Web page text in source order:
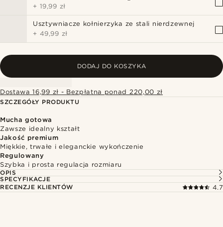
+ 19,99 zł
Usztywniacze kołnierzyka ze stali nierdzewnej
+ 49,99 zł
DODAJ DO KOSZYKA
Dostawa 16,99 zł - Bezpłatna ponad 220,00 zł
SZCZEGÓŁY PRODUKTU
Mucha gotowa
Zawsze idealny kształt
Jakość premium
Miękkie, trwałe i eleganckie wykończenie
Regulowany
Szybka i prosta regulacja rozmiaru
OPIS
SPECYFIKACJE
RECENZJE KLIENTÓW
4.7